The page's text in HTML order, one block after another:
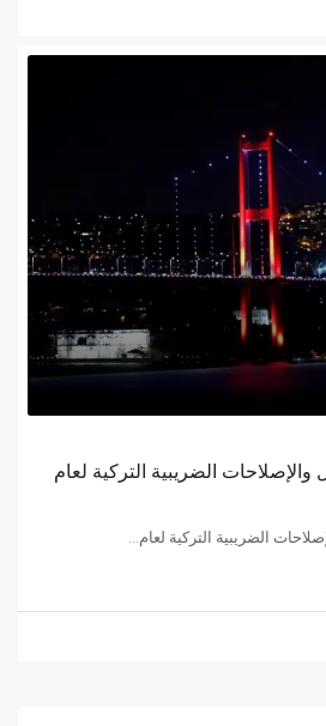
الضريبية التركية لعام
الضريبية التركية لعام...